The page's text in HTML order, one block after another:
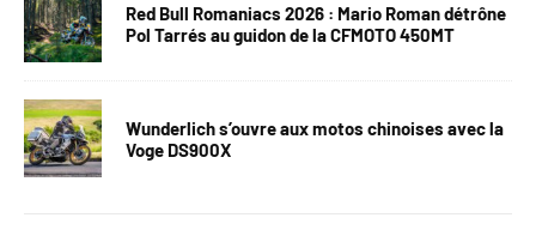
Red Bull Romaniacs 2026 : Mario Roman détrône
Pol Tarrés au guidon de la CFMOTO 450MT
Wunderlich s’ouvre aux motos chinoises avec la
Voge DS900X